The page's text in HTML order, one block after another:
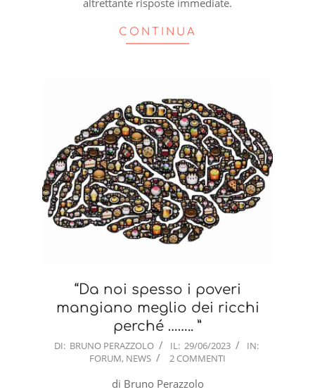
CONTINUA
“Da noi spesso i poveri
mangiano meglio dei ricchi
perché …….. ”
2023-
DI: BRUNO PERAZZOLO IL: 29/06/2023
IN:
FORUM, NEWS 2 COMMENTI
di Bruno Perazzolo